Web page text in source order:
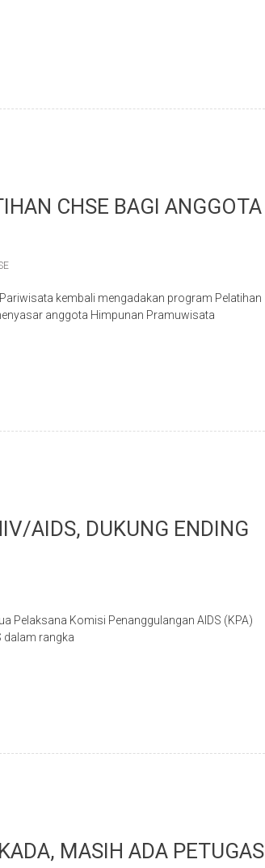
CHSE BAGI ANGGOTA
kembali mengadakan program Pelatihan
anggota Himpunan Pramuwisata
AIDS, DUKUNG ENDING
Pelaksana Komisi Penanggulangan AIDS (KPA)
dalam rangka
MASIH ADA PETUGAS